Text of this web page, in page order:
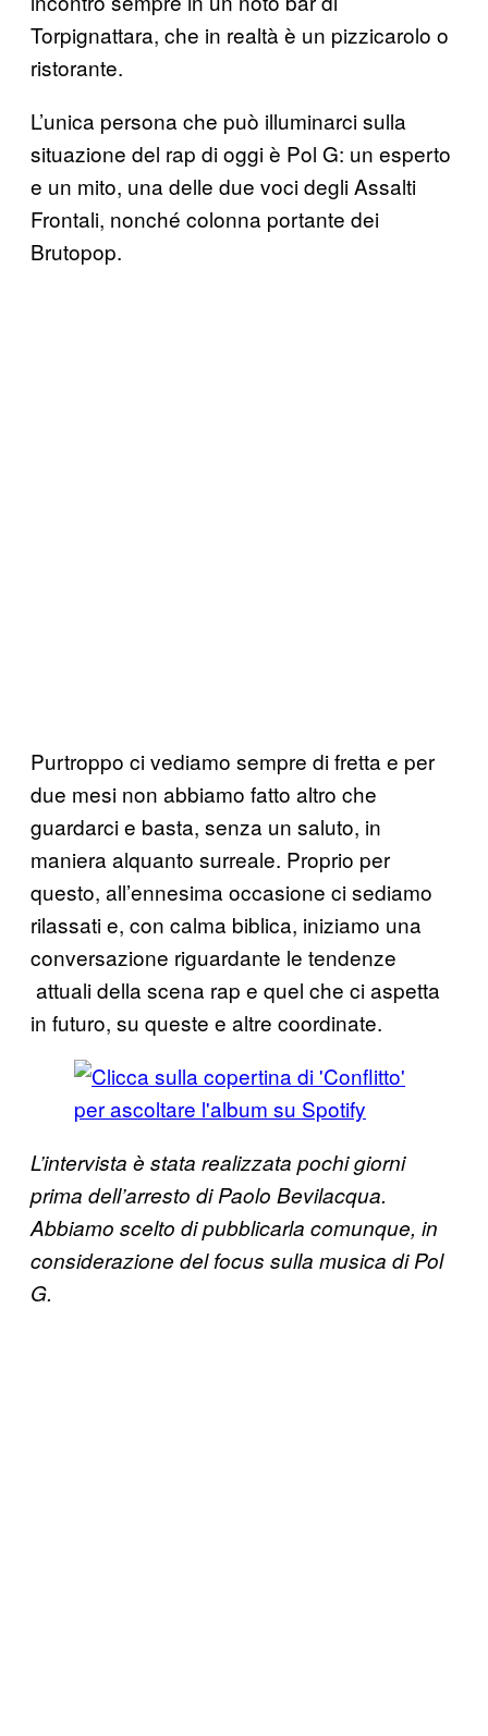
Torpignattara, che in realtà è un pizzicarolo o
ristorante.
L’unica persona che può illuminarci sulla
situazione del rap di oggi è Pol G: un esperto
e un mito, una delle due voci degli Assalti
Frontali, nonché colonna portante dei
Brutopop.
Purtroppo ci vediamo sempre di fretta e per
due mesi non abbiamo fatto altro che
guardarci e basta, senza un saluto, in
maniera alquanto surreale. Proprio per
questo, all’ennesima occasione ci sediamo
rilassati e, con calma biblica, iniziamo una
conversazione riguardante le tendenze
attuali della scena rap e quel che ci aspetta
in futuro, su queste e altre coordinate.
L’intervista è stata realizzata pochi giorni
prima dell’arresto di Paolo Bevilacqua.
Abbiamo scelto di pubblicarla comunque, in
considerazione del focus sulla musica di Pol
G.